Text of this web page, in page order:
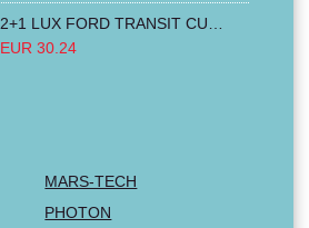
EUR 30.24
MARS-TECH
PHOTON